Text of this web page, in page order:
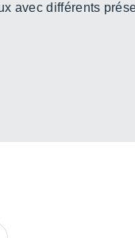
avec différents